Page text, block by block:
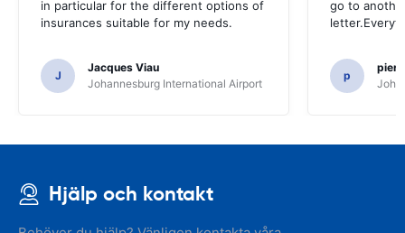
in particular for the different options of
insurances suitable for my needs.
J
Jacques Viau
Johannesburg International Airport
go to
p
Hjälp och kontakt